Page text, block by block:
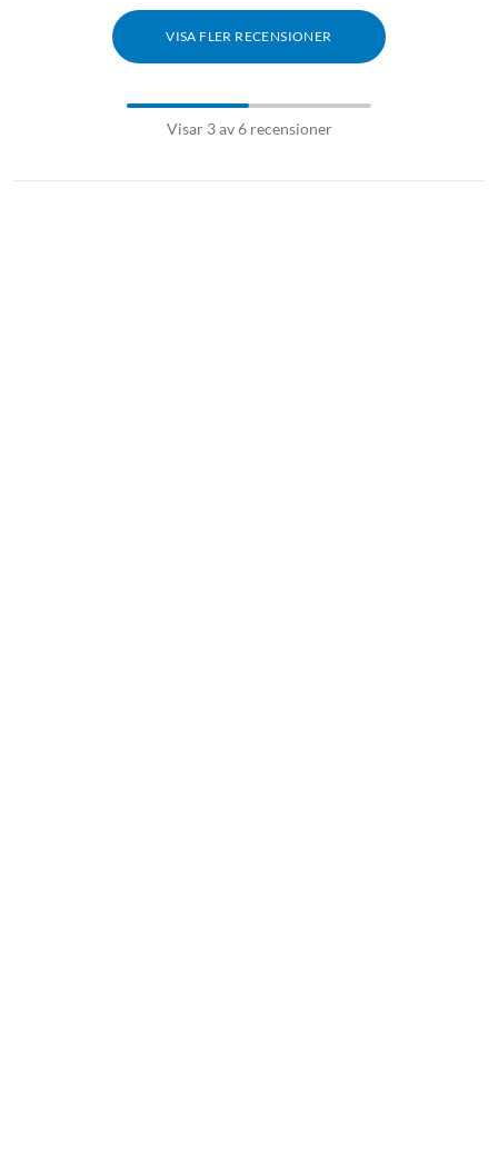
VISA FLER RECENSIONER
Visar 3 av 6 recensioner